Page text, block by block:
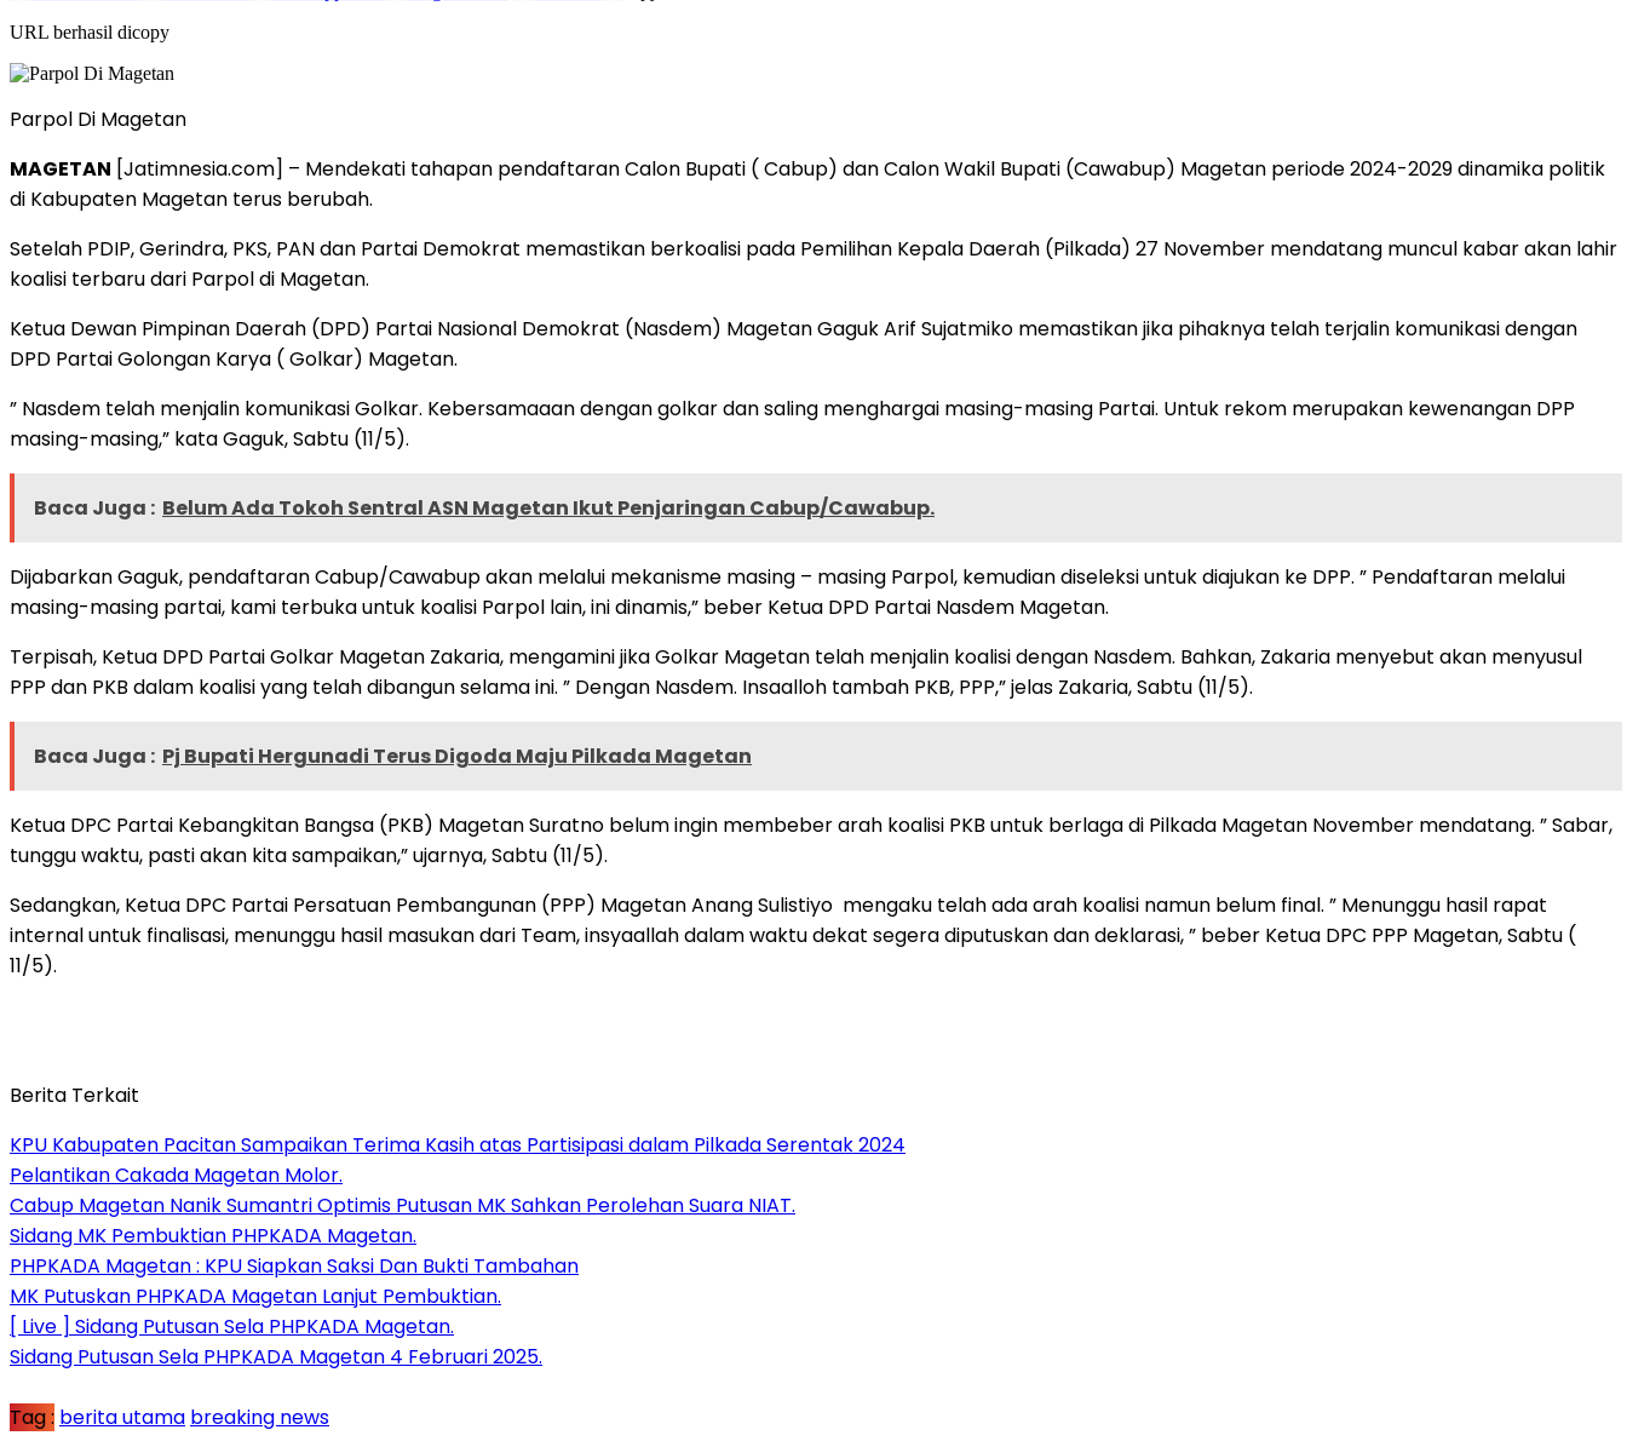
URL berhasil dicopy
Parpol Di Magetan
MAGETAN [Jatimnesia.com] – Mendekati tahapan pendaftaran Calon Bupati ( Cabup) dan Calon Wakil Bupati (Cawabup) Magetan periode 2024-2029 dinamika politik
di Kabupaten Magetan terus berubah.
Setelah PDIP, Gerindra, PKS, PAN dan Partai Demokrat memastikan berkoalisi pada Pemilihan Kepala Daerah (Pilkada) 27 November mendatang muncul kabar akan lahir
koalisi terbaru dari Parpol di Magetan.
Ketua Dewan Pimpinan Daerah (DPD) Partai Nasional Demokrat (Nasdem) Magetan Gaguk Arif Sujatmiko memastikan jika pihaknya telah terjalin komunikasi dengan
DPD Partai Golongan Karya ( Golkar) Magetan.
” Nasdem telah menjalin komunikasi Golkar. Kebersamaaan dengan golkar dan saling menghargai masing-masing Partai. Untuk rekom merupakan kewenangan DPP
masing-masing,” kata Gaguk, Sabtu (11/5).
Baca Juga : Belum Ada Tokoh Sentral ASN Magetan Ikut Penjaringan Cabup/Cawabup.
Dijabarkan Gaguk, pendaftaran Cabup/Cawabup akan melalui mekanisme masing – masing Parpol, kemudian diseleksi untuk diajukan ke DPP. ” Pendaftaran melalui
masing-masing partai, kami terbuka untuk koalisi Parpol lain, ini dinamis,” beber Ketua DPD Partai Nasdem Magetan.
Terpisah, Ketua DPD Partai Golkar Magetan Zakaria, mengamini jika Golkar Magetan telah menjalin koalisi dengan Nasdem. Bahkan, Zakaria menyebut akan menyusul
PPP dan PKB dalam koalisi yang telah dibangun selama ini. ” Dengan Nasdem. Insaalloh tambah PKB, PPP,” jelas Zakaria, Sabtu (11/5).
Baca Juga : Pj Bupati Hergunadi Terus Digoda Maju Pilkada Magetan
Ketua DPC Partai Kebangkitan Bangsa (PKB) Magetan Suratno belum ingin membeber arah koalisi PKB untuk berlaga di Pilkada Magetan November mendatang. ” Sabar,
tunggu waktu, pasti akan kita sampaikan,” ujarnya, Sabtu (11/5).
Sedangkan, Ketua DPC Partai Persatuan Pembangunan (PPP) Magetan Anang Sulistiyo mengaku telah ada arah koalisi namun belum final. ” Menunggu hasil rapat
internal untuk finalisasi, menunggu hasil masukan dari Team, insyaallah dalam waktu dekat segera diputuskan dan deklarasi, ” beber Ketua DPC PPP Magetan, Sabtu (
11/5).
Berita Terkait
KPU Kabupaten Pacitan Sampaikan Terima Kasih atas Partisipasi dalam Pilkada Serentak 2024
Pelantikan Cakada Magetan Molor.
Cabup Magetan Nanik Sumantri Optimis Putusan MK Sahkan Perolehan Suara NIAT.
Sidang MK Pembuktian PHPKADA Magetan.
PHPKADA Magetan : KPU Siapkan Saksi Dan Bukti Tambahan
MK Putuskan PHPKADA Magetan Lanjut Pembuktian.
[ Live ] Sidang Putusan Sela PHPKADA Magetan.
Sidang Putusan Sela PHPKADA Magetan 4 Februari 2025.
Tag : berita utama breaking news